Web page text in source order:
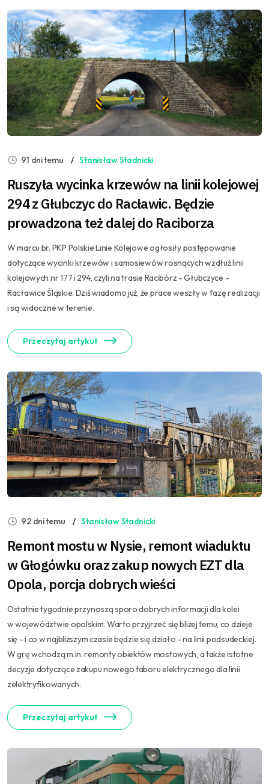
91 dni temu Stanisław Stadnicki
Ruszyła wycinka krzewów na linii kolejowej
294 z Głubczyc do Racławic. Będzie
prowadzona też dalej do Raciborza
W marcu br. PKP Polskie Linie Kolejowe ogłosiły postępowanie
dotyczące wycinki krzewów i samosiewów rosnących wzdłuż linii
kolejowych nr 177 i 294, czyli na trasie Racibórz - Głubczyce -
Racławice Śląskie. Dziś wiadomo już, że prace weszły w fazę realizacji
i są widoczne w terenie.
Przeczytaj artykuł
92 dni temu Stanisław Stadnicki
Remont mostu w Nysie, remont wiaduktu
w Głogówku oraz zakup nowych EZT dla
Opola, porcja dobrych wieści
Ostatnie tygodnie przynoszą sporo dobrych informacji dla kolei
w województwie opolskim. Warto przyjrzeć się bliżej temu, co dzieje
się - i co w najbliższym czasie będzie się działo - na linii podsudeckiej.
W grę wchodzą m.in. remonty obiektów mostowych, a także istotne
decyzje dotyczące zakupu nowego taboru elektrycznego dla linii
zelektryfikowanych.
Przeczytaj artykuł